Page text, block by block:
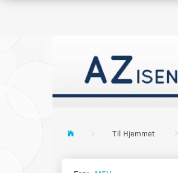
Til Hjemmet